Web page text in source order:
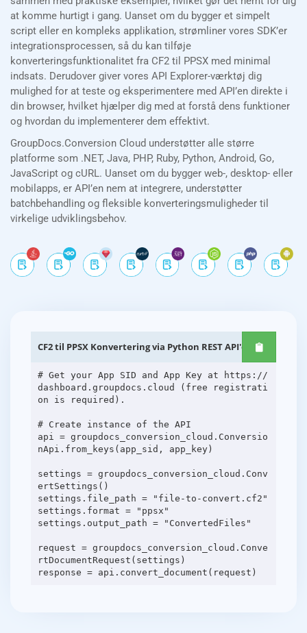
at komme hurtigt i gang. Uanset om du bygger et simpelt
script eller en kompleks applikation, strømliner vores SDK’er
integrationsprocessen, så du kan tilføje
konverteringsfunktionalitet fra CF2 til PPSX med minimal
indsats. Derudover giver vores API Explorer-værktøj dig
mulighed for at teste og eksperimentere med API’en direkte i
din browser, hvilket hjælper dig med at forstå dens funktioner
og hvordan du implementerer dem effektivt.
GroupDocs.Conversion Cloud understøtter alle større
platforme som .NET, Java, PHP, Ruby, Python, Android, Go,
JavaScript og cURL. Uanset om du bygger web-, desktop- eller
mobilapps, er API’en nem at integrere, understøtter
batchbehandling og fleksible konverteringsmuligheder til
virkelige udviklingsbehov.
CF2 til PPSX Konvertering via Python REST API'er
# Get your App SID and App Key at https://
dashboard.groupdocs.cloud (free registrati
on is required).
# Create instance of the API
api = groupdocs_conversion_cloud.Conversio
nApi.from_keys(app_sid, app_key)
settings = groupdocs_conversion_cloud.Conv
ertSettings()
settings.file_path = "file-to-convert.cf2"
settings.format = "ppsx"
settings.output_path = "ConvertedFiles"
request = groupdocs_conversion_cloud.Conve
rtDocumentRequest(settings)